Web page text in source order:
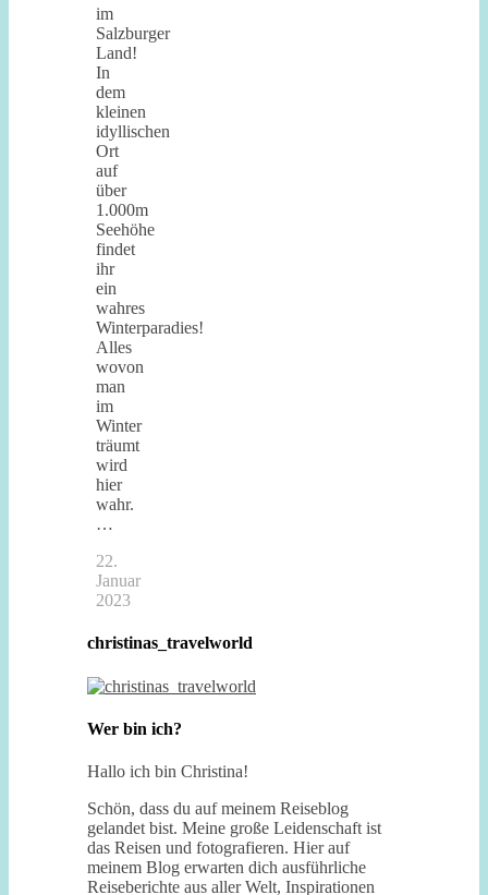
im
Salzburger
Land!
In
dem
kleinen
idyllischen
Ort
auf
über
1.000m
Seehöhe
findet
ihr
ein
wahres
Winterparadies!
Alles
wovon
man
im
Winter
träumt
wird
hier
wahr.
…
22.
Januar
2023
christinas_travelworld
Wer bin ich?
Hallo ich bin Christina!
Schön, dass du auf meinem Reiseblog
gelandet bist. Meine große Leidenschaft ist
das Reisen und fotografieren. Hier auf
meinem Blog erwarten dich ausführliche
Reiseberichte aus aller Welt, Inspirationen